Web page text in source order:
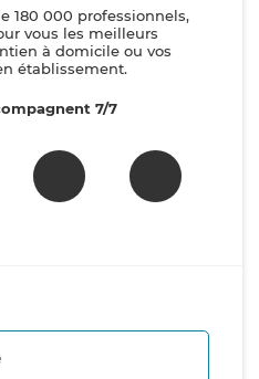
180 000 professionnels,
vous les meilleurs
à domicile ou vos
établissement.
7/7